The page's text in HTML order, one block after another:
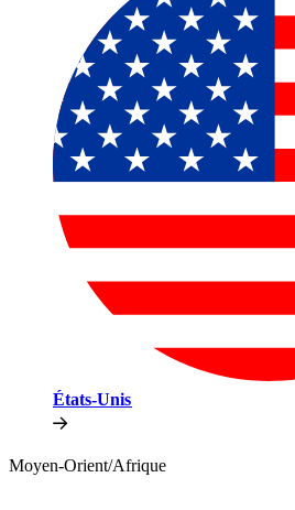
États-Unis​​
Moyen-Orient/Afrique​​